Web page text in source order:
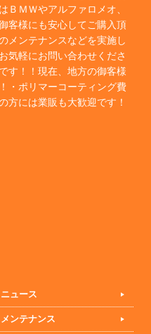
ＢＭＷやアルファロメオ、
客様にも安心してご購入頂
メンテナンスなどを実施し
気軽にお問い合わせくださ
す！！現在、地方の御客様
・ポリマーコーティング費
方には業販も大歓迎です！
ニュース
メンテナンス